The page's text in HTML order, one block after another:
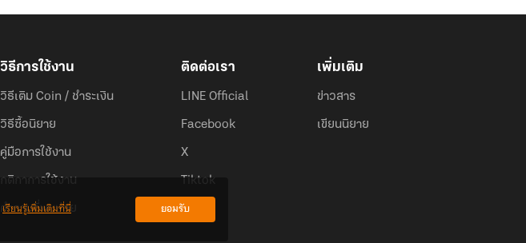
วิธีการใช้งาน
วิธีเติม Coin / ชำระเงิน
วิธีซื้อนิยาย
คู่มือการใช้งาน
กติกาการใช้งาน
คำถามที่พบบ่อย
ติดต่อเรา
LINE Official
Facebook
X
Tiktok
เพิ่มเติม
ข่าวสาร
เขียนนิยาย
เรียนรู้เพิ่มเติมที่นี่ ยอมรับ